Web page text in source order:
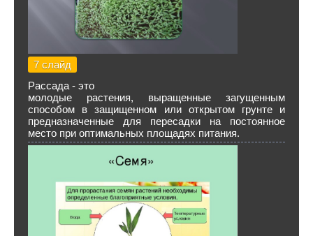
7 слайд
Рассада - это
молодые растения, выращенные загущенным
способом в защищенном или открытом грунте и
предназначенные для пересадки на постоянное
место при оптимальных площадях питания.